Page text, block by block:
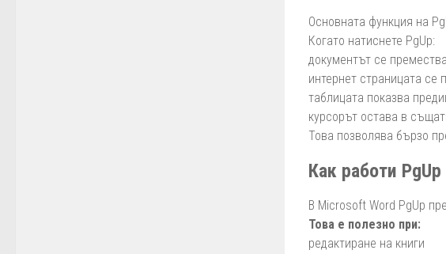
Основната функция на
Когато натиснете PgUp:
документът се
интернет страницата се
таблицата показва
курсорът остава в
Това позволява бързо
Как работи
В Microsoft Word PgUp
Това е полезно при:
редактиране на книги